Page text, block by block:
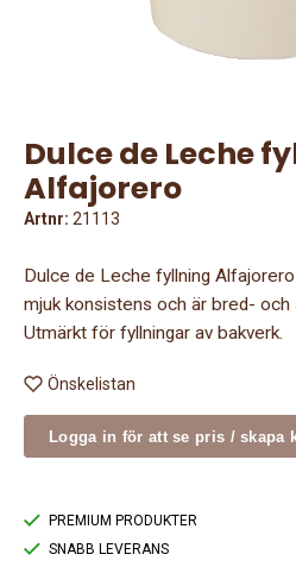
Dulce de Leche
Alfajorero
Artnr: 21113
Dulce de Leche fyllning
mjuk konsistens och är bred-
Utmärkt för fyllningar av bakverk.
Önskelistan
Logga in för att se pris / skapa
PREMIUM PRODUKTER
SNABB LEVERANS